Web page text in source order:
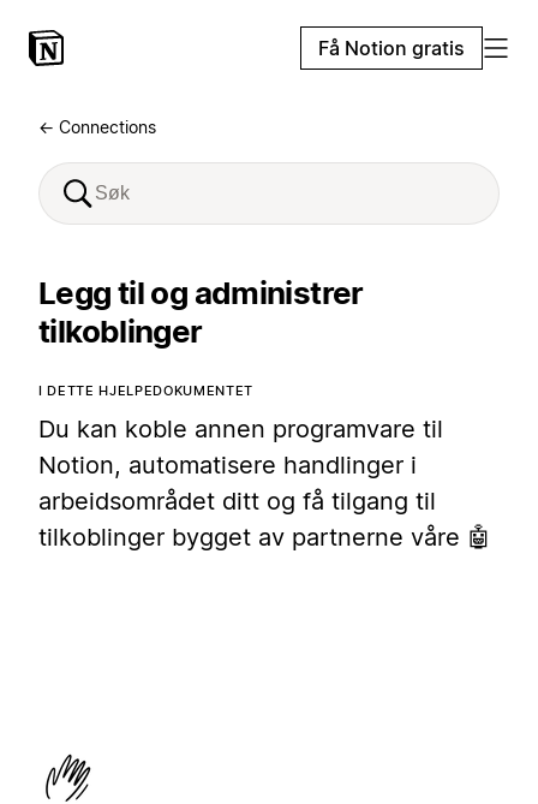
Få Notion gratis
← Connections
Legg til og administrer
tilkoblinger
I DETTE HJELPEDOKUMENTET
Du kan koble annen programvare til
Notion, automatisere handlinger i
arbeidsområdet ditt og få tilgang til
tilkoblinger bygget av partnerne våre 🤖